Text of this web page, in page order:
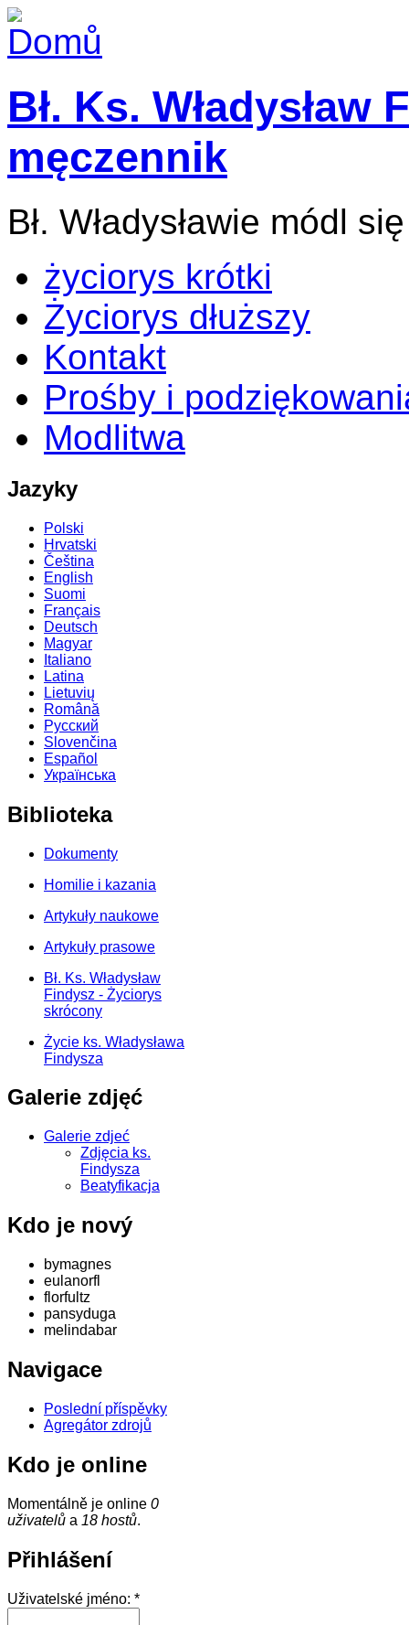
Bł. Ks. Władysław
męczennik
Bł. Władysławie módl
życiorys krótki
Życiorys dłuższy
Kontakt
Prośby i
Modlitwa
Jazyky
Polski
Hrvatski
Čeština
English
Suomi
Français
Deutsch
Magyar
Italiano
Latina
Lietuvių
Română
Русский
Slovenčina
Español
Українська
Biblioteka
Dokumenty
Homilie i kazania
Artykuły naukowe
Artykuły prasowe
Bł. Ks. Władysław
Findysz - Życiorys
skrócony
Życie ks. Władysława
Findysza
Galerie zdjęć
Galerie zdjeć
Zdjęcia ks.
Findysza
Beatyfikacja
Kdo je nový
bymagnes
eulanorfl
florfultz
pansyduga
melindabar
Navigace
Poslední příspěvky
Agregátor zdrojů
Kdo je online
Momentálně je online 0
uživatelů a 18 hostů.
Přihlášení
Uživatelské jméno: *